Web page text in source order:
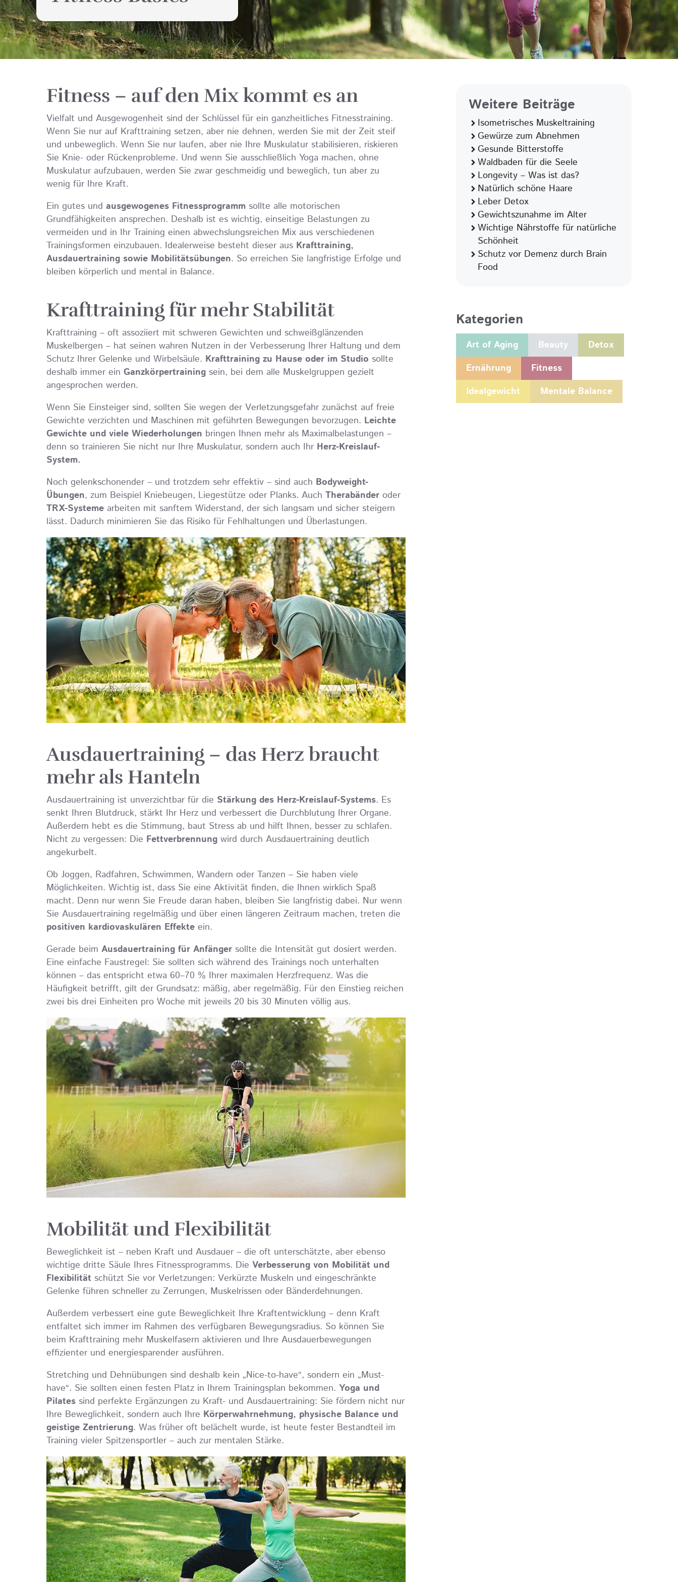
Fitness – auf den Mix kommt es an
Vielfalt und Ausgewogenheit sind der Schlüssel für ein ganzheitliches Fitnesstraining.
Wenn Sie nur auf Krafttraining setzen, aber nie dehnen, werden Sie mit der Zeit steif
und unbeweglich. Wenn Sie nur laufen, aber nie Ihre Muskulatur stabilisieren, riskieren
Sie Knie- oder Rückenprobleme. Und wenn Sie ausschließlich Yoga machen, ohne
Muskulatur aufzubauen, werden Sie zwar geschmeidig und beweglich, tun aber zu
wenig für Ihre Kraft.
Ein gutes und ausgewogenes Fitnessprogramm sollte alle motorischen
Grundfähigkeiten ansprechen. Deshalb ist es wichtig, einseitige Belastungen zu
vermeiden und in Ihr Training einen abwechslungsreichen Mix aus verschiedenen
Trainingsformen einzubauen. Idealerweise besteht dieser aus Krafttraining,
Ausdauertraining sowie Mobilitätsübungen. So erreichen Sie langfristige Erfolge und
bleiben körperlich und mental in Balance.
Krafttraining für mehr Stabilität
Krafttraining – oft assoziiert mit schweren Gewichten und schweißglänzenden
Muskelbergen – hat seinen wahren Nutzen in der Verbesserung Ihrer Haltung und dem
Schutz Ihrer Gelenke und Wirbelsäule. Krafttraining zu Hause oder im Studio sollte
deshalb immer ein Ganzkörpertraining sein, bei dem alle Muskelgruppen gezielt
angesprochen werden.
Wenn Sie Einsteiger sind, sollten Sie wegen der Verletzungsgefahr zunächst auf freie
Gewichte verzichten und Maschinen mit geführten Bewegungen bevorzugen. Leichte
Gewichte und viele Wiederholungen bringen Ihnen mehr als Maximalbelastungen –
denn so trainieren Sie nicht nur Ihre Muskulatur, sondern auch Ihr Herz-Kreislauf-
System.
Noch gelenkschonender – und trotzdem sehr effektiv – sind auch Bodyweight-
Übungen, zum Beispiel Kniebeugen, Liegestütze oder Planks. Auch Therabänder oder
TRX-Systeme arbeiten mit sanftem Widerstand, der sich langsam und sicher steigern
lässt. Dadurch minimieren Sie das Risiko für Fehlhaltungen und Überlastungen.
Ausdauertraining – das Herz braucht
mehr als Hanteln
Ausdauertraining ist unverzichtbar für die Stärkung des Herz-Kreislauf-Systems. Es
senkt Ihren Blutdruck, stärkt Ihr Herz und verbessert die Durchblutung Ihrer Organe.
Außerdem hebt es die Stimmung, baut Stress ab und hilft Ihnen, besser zu schlafen.
Nicht zu vergessen: Die Fettverbrennung wird durch Ausdauertraining deutlich
angekurbelt.
Ob Joggen, Radfahren, Schwimmen, Wandern oder Tanzen – Sie haben viele
Möglichkeiten. Wichtig ist, dass Sie eine Aktivität finden, die Ihnen wirklich Spaß
macht. Denn nur wenn Sie Freude daran haben, bleiben Sie langfristig dabei. Nur wenn
Sie Ausdauertraining regelmäßig und über einen längeren Zeitraum machen, treten die
positiven kardiovaskulären Effekte ein.
Gerade beim Ausdauertraining für Anfänger sollte die Intensität gut dosiert werden.
Eine einfache Faustregel: Sie sollten sich während des Trainings noch unterhalten
können – das entspricht etwa 60–70 % Ihrer maximalen Herzfrequenz. Was die
Häufigkeit betrifft, gilt der Grundsatz: mäßig, aber regelmäßig. Für den Einstieg reichen
zwei bis drei Einheiten pro Woche mit jeweils 20 bis 30 Minuten völlig aus.
Mobilität und Flexibilität
Beweglichkeit ist – neben Kraft und Ausdauer – die oft unterschätzte, aber ebenso
wichtige dritte Säule Ihres Fitnessprogramms. Die Verbesserung von Mobilität und
Flexibilität schützt Sie vor Verletzungen: Verkürzte Muskeln und eingeschränkte
Gelenke führen schneller zu Zerrungen, Muskelrissen oder Bänderdehnungen.
Außerdem verbessert eine gute Beweglichkeit Ihre Kraftentwicklung – denn Kraft
entfaltet sich immer im Rahmen des verfügbaren Bewegungsradius. So können Sie
beim Krafttraining mehr Muskelfasern aktivieren und Ihre Ausdauerbewegungen
effizienter und energiesparender ausführen.
Stretching und Dehnübungen sind deshalb kein „Nice-to-have“, sondern ein „Must-
have“. Sie sollten einen festen Platz in Ihrem Trainingsplan bekommen. Yoga und
Pilates sind perfekte Ergänzungen zu Kraft- und Ausdauertraining: Sie fördern nicht nur
Ihre Beweglichkeit, sondern auch Ihre Körperwahrnehmung, physische Balance und
geistige Zentrierung. Was früher oft belächelt wurde, ist heute fester Bestandteil im
Training vieler Spitzensportler – auch zur mentalen Stärke.
Weitere Beiträge
Isometrisches Muskeltraining
Gewürze zum Abnehmen
Gesunde Bitterstoffe
Waldbaden für die Seele
Longevity – Was ist das?
Natürlich schöne Haare
Leber Detox
Gewichtszunahme im Alter
Wichtige Nährstoffe für natürliche
Schönheit
Schutz vor Demenz durch Brain
Food
Kategorien
Art of Aging Beauty
Detox
Ernährung
Fitness
Idealgewicht
Mentale Balance